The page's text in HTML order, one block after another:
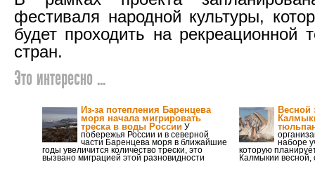
фестиваля народной культуры,
будет проходить на рекреационной
стран.
Это интересно ...
Из-за потепления Баренцева
моря начала мигрировать
треска в воды России У
побережья России и в северной
части Баренцева моря в ближайшие
годы увеличится количество трески, это
вызвано миграцией этой разновидности
Весной
наборе
которую
Калмыкии весной,